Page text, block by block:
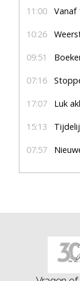
11:00 Vanaf 10
10:26
09:51
07:16
17:07 Luk
15:13
07:57